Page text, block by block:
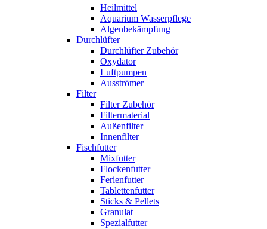
Heilmittel
Aquarium Wasserpflege
Algenbekämpfung
Durchlüfter
Durchlüfter Zubehör
Oxydator
Luftpumpen
Ausströmer
Filter
Filter Zubehör
Filtermaterial
Außenfilter
Innenfilter
Fischfutter
Mixfutter
Flockenfutter
Ferienfutter
Tablettenfutter
Sticks & Pellets
Granulat
Spezialfutter